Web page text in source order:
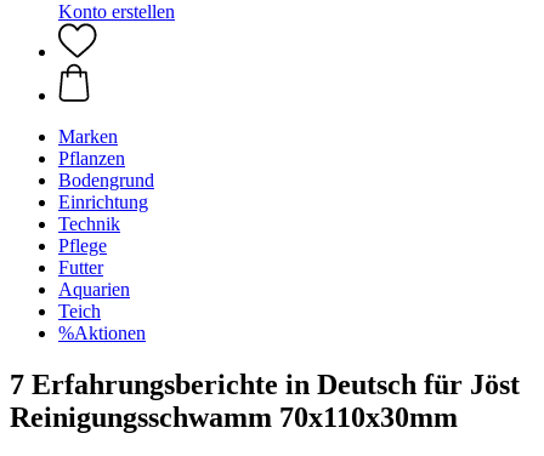
Konto erstellen
Marken
Pflanzen
Bodengrund
Einrichtung
Technik
Pflege
Futter
Aquarien
Teich
%Aktionen
7 Erfahrungsberichte in Deutsch für Jöst
Reinigungsschwamm 70x110x30mm